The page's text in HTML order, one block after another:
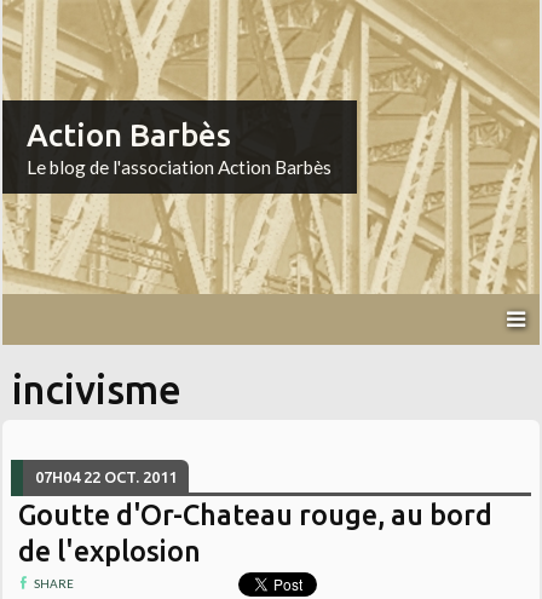
Action Barbès
Le blog de l'association Action Barbès
incivisme
07H04 22 OCT. 2011
Goutte d'Or-Chateau rouge, au bord
de l'explosion
SHARE